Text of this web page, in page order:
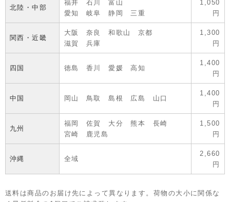
北陸・中部
福井 石川 富山
愛知 岐阜 静岡 三重
1,050
円
関西・近畿
大阪 奈良 和歌山 京都
滋賀 兵庫
1,300
円
四国 徳島 香川 愛媛 高知
1,400
円
中国 岡山 鳥取 島根 広島 山口
1,400
円
九州
福岡 佐賀 大分 熊本 長崎
宮崎 鹿児島
1,500
円
沖縄 全域
2,660
円
送料は商品のお届け先によって異なります。荷物の大小に関係な